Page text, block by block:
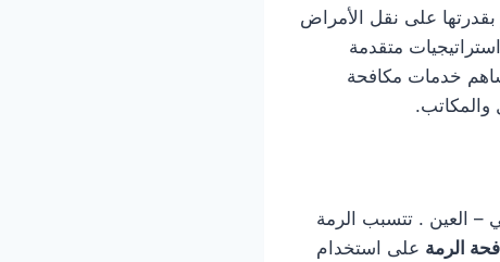
على نقل الأمراض
متقدمة
خدمات مكافحة
والمكاتب.
– العين . تتسبب الرمة
الرمة على استخدام